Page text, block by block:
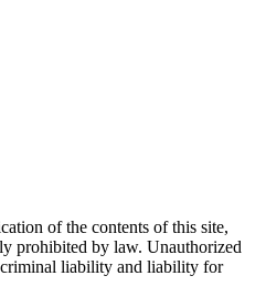
of the contents of this site,
prohibited by law. Unauthorized
liability and liability for